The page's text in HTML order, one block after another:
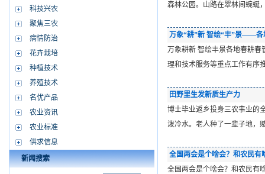
科技兴农
聚焦三农
病情防治
花卉栽培
种植技术
养殖技术
名优产品
农业资讯
农业标准
供求信息
新闻搜索
森林公园。山路在翠林间蜿蜒
万象“耕”新 智绘“丰”景——各
万象耕新 智绘丰景各地春耕
理和技术服务等重点工作有
田野里生发新质生产力
博士毕业返乡投身三农事业的
泼冷水。老人种了一辈子地，
全国两会是个啥会？和农民有
全国两会是个啥会？和农民有